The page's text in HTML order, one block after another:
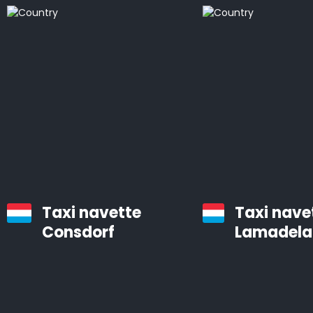
bien entretenues, équipées d’un système de
Le temps est précieux. Vous pouvez gagner des
heures en utilisant Airporttaxis.com plutôt que les
Taxi navette
Consdorf
Taxi